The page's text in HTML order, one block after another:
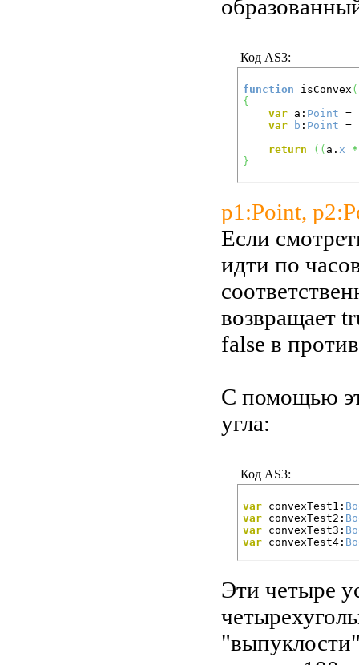
Код AS3:
function isConvex (
{
var a: Point =
var
b : Point =
return
( ( a. x
*
}
p1:Point,
Если
идти по
возвращает
false в
С помощью
угла:
Код AS3:
var convexTest1:
var convexTest2:
var convexTest3:
var convexTest4:
Эти четыре